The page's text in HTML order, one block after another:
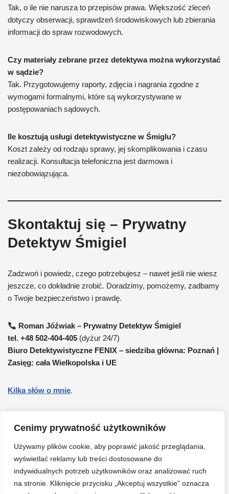
Cenimy prywatność użytkowników
Używamy plików cookie, aby poprawić jakość przeglądania,
wyświetlać reklamy lub treści dostosowane do
indywidualnych potrzeb użytkowników oraz analizować ruch
na stronie. Kliknięcie przycisku „Akceptuj wszystkie” oznacza
Tak, o ile nie narusza to przepisów prawa. Większość zleceń
dotyczy obserwacji, sprawdzeń środowiskowych lub zbierania
informacji do spraw rozwodowych.
Czy materiały zebrane przez detektywa można wykorzystać
w sądzie?
Tak. Przygotowujemy raporty, zdjęcia i nagrania zgodne z
wymogami formalnymi, które są wykorzystywane w
postępowaniach sądowych.
Ile kosztują usługi detektywistyczne w Śmiglu?
Koszt zależy od rodzaju sprawy, jej skomplikowania i czasu
realizacji. Konsultacja telefoniczna jest darmowa i
niezobowiązująca.
Skontaktuj się – Prywatny
Detektyw Śmigiel
Zadzwoń i powiedz, czego potrzebujesz – nawet jeśli nie wiesz
jeszcze, co dokładnie zrobić. Doradzimy, pomożemy, zadbamy
o Twoje bezpieczeństwo i prawdę.
Roman Jóźwiak – Prywatny Detektyw Śmigiel
tel. +48 502-404-405 (dyżur 24/7)
Biuro Detektywistyczne FENIX – siedziba główna: Poznań |
Zasięg: cała Wielkopolska i UE
Kilka słów o mnie.
Prywatny detektyw cennik.
Przygotowanie do rozwodu, detektyw do rozwodu.